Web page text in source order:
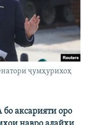
ҷумҳурихоҳ
аксарияти оро